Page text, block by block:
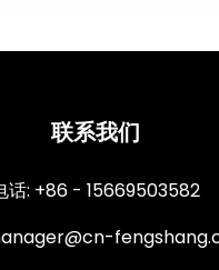
联系我们
话: +86 - 15669503582